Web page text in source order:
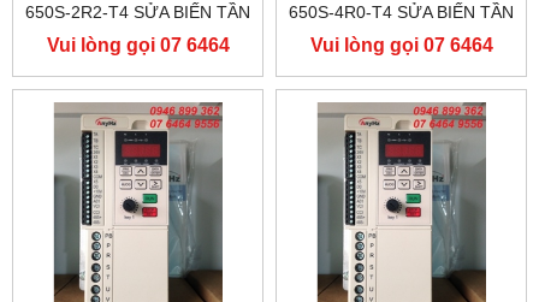
650S-2R2-T4 SỬA BIẾN TẦN
ANYHZ
Vui lòng gọi 07 6464
9556
650S-4R0-T4 SỬA BIẾN TẦN
ANYHZ
Vui lòng gọi 07 6464
9556